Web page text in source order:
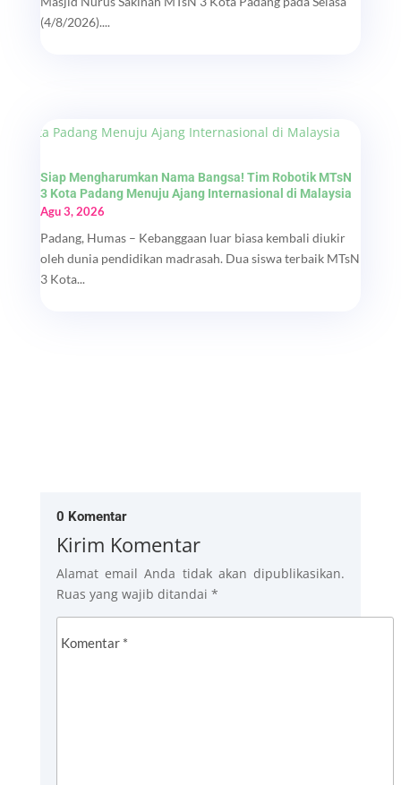
(4/8/2026)....
Siap Mengharumkan Nama Bangsa! Tim Robotik MTsN
3 Kota Padang Menuju Ajang Internasional di Malaysia
Agu 3, 2026
Padang, Humas – Kebanggaan luar biasa kembali diukir
oleh dunia pendidikan madrasah. Dua siswa terbaik MTsN
3 Kota...
0 Komentar
Kirim Komentar
Alamat email Anda tidak akan dipublikasikan.
Ruas yang wajib ditandai *